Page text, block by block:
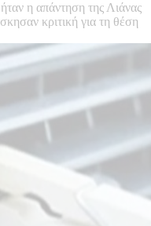
η απάντηση της Λιάνας
κριτική για τη θέση